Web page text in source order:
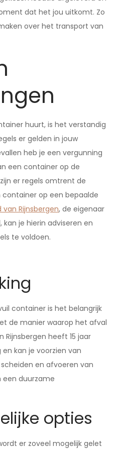
dat het jou uitkomt. Zo
over het transport van
huurt, is het verstandig
er gelden in jouw
heb je een vergunning
een container op de
er regels omtrent de
op een bepaalde
van Rijnsbergen, de eigenaar
kan je hierin adviseren en
te voldoen.
container is het belangrijk
de manier waarop het afval
Rijnsbergen heeft 15 jaar
kan je voorzien van
en afvoeren van
een duurzame
opties
er zoveel mogelijk gelet